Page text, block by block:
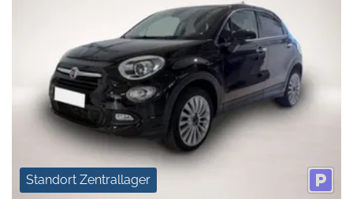
Standort Zentrallager